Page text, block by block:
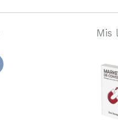
Mis